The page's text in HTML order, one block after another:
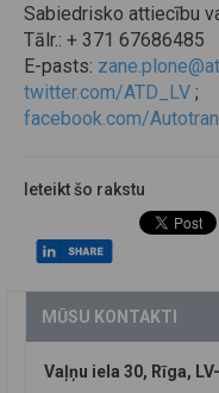
Sabiedrisko attiecību
Tālr.: + 371 67686485
E-pasts:
twitter.com/ATD_LV ;
facebook.com/
Ieteikt šo rakstu
MŪSU KONTAKTI
Vaļņu iela 30, Rīga,